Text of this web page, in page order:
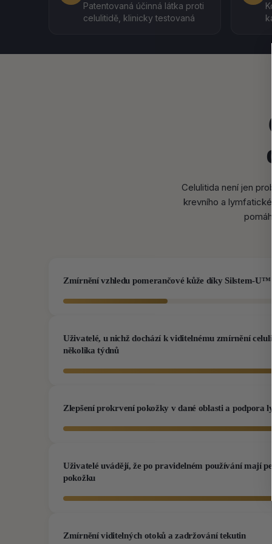
Patentovaná účinná látka proti
celulitidě, klinicky testovaná
Celulitida není jen
krevního a
Zmírnění vzhledu pomerančové kůže díky Silstem-U™
Uživatelé, u nichž dochází k viditelnému zmírnění
několika týdnů
Zlepšení prokrvení pokožky v dané oblasti a podpora
Uživatelé uvádějí, že po pravidelném používání mají
pokožku
Zmírnění viditelných otoků a zadržování tekutin